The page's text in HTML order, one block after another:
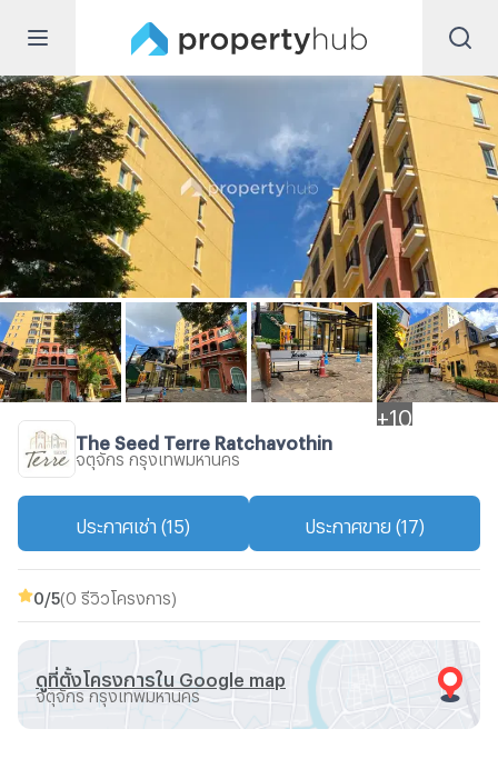
+ 10
The Seed Terre Ratchayothin
จตุจักร กรุงเทพมหานคร
ประกาศเช่า (15) ประกาศขาย (17)
0 /5(0 รีวิวโครงการ)
ดูที่ตั้งโครงการใน Google map
จตุจักร กรุงเทพมหานคร